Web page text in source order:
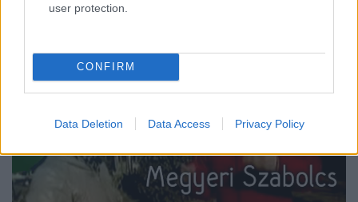
user protection.
CONFIRM
Data Deletion Data Access Privacy Policy